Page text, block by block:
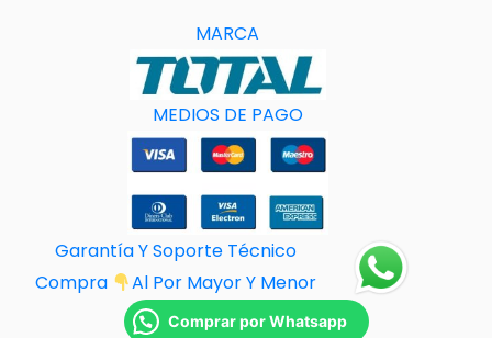
MARCA
MEDIOS DE PAGO
Garantía Y Soporte Técnico
Compra
Al Por Mayor Y Menor
Comprar por Whatsapp